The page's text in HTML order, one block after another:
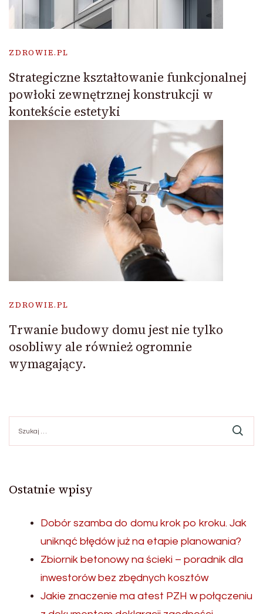
ZDROWIE.PL
Strategiczne kształtowanie funkcjonalnej
powłoki zewnętrznej konstrukcji w
kontekście estetyki
ZDROWIE.PL
Trwanie budowy domu jest nie tylko
osobliwy ale również ogromnie
wymagający.
Ostatnie wpisy
Dobór szamba do domu krok po kroku. Jak
uniknąć błędów już na etapie planowania?
Zbiornik betonowy na ścieki – poradnik dla
inwestorów bez zbędnych kosztów
Jakie znaczenie ma atest PZH w połączeniu